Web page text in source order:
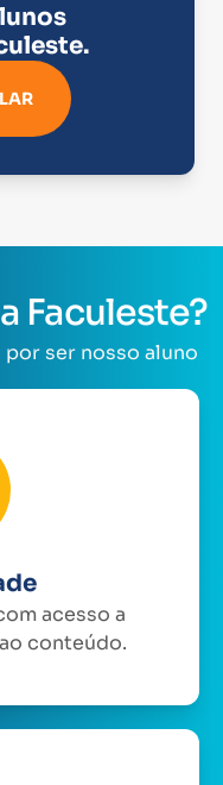
.
Faculeste?
ser nosso aluno
acesso a
conteúdo.